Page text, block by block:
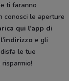
ti faranno
conosci le aperture
qui l’app di
e gli
le tue